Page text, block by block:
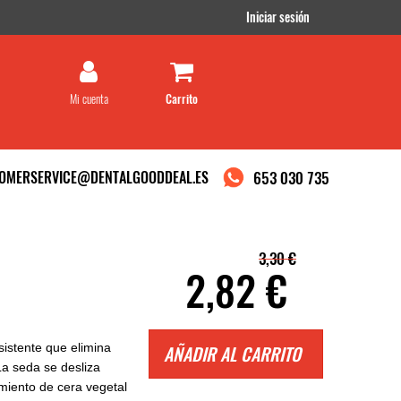
Iniciar sesión
Mi cuenta
653 030 735
que elimina
seda se desliza
de cera vegetal
3,30 €
2,82 €
AÑADIR AL CARRITO